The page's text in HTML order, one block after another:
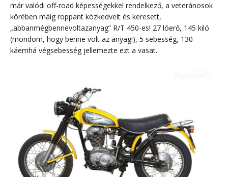
már valódi off-road képességekkel rendelkező, a veteránosok
körében máig roppant közkedvelt és keresett,
„abbanmégbennevoltazanyag” R/T 450-es! 27 lóerő, 145 kiló
(mondom, hogy benne volt az anyag!), 5 sebesség, 130
káemhá végsebesség jellemezte ezt a vasat.